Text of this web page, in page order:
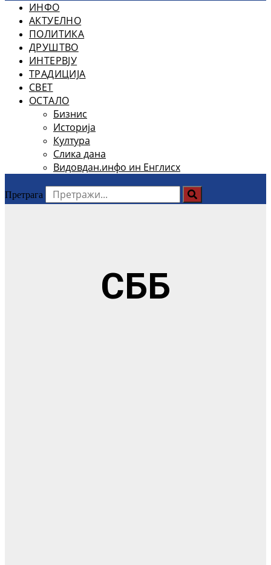
ИНФО
АКТУЕЛНО
ПОЛИТИКА
ДРУШТВО
ИНТЕРВЈУ
ТРАДИЦИЈА
СВЕТ
ОСТАЛО
Бизнис
Историја
Култура
Слика дана
Видовдан.инфо ин Енглисх
Претрага
СББ